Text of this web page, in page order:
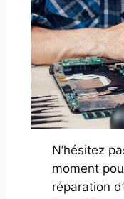
N’hésitez
moment
réparation